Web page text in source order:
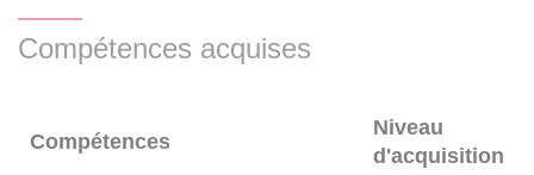
Compétences acquises
Compétences
Niveau
d'acquisition